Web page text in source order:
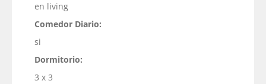
en living
Comedor Diario:
si
Dormitorio:
3 x 3